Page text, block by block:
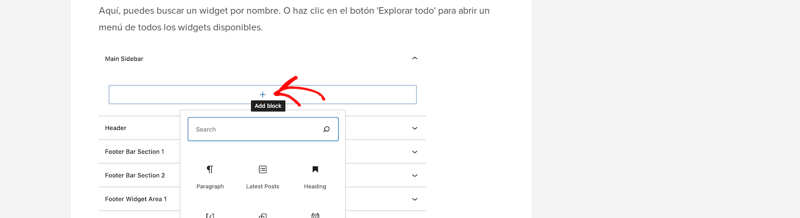
Aquí, puedes buscar un widget por nombre. O haz clic en el botón 'Explorar todo' para abrir un
menú de todos los widgets disponibles.